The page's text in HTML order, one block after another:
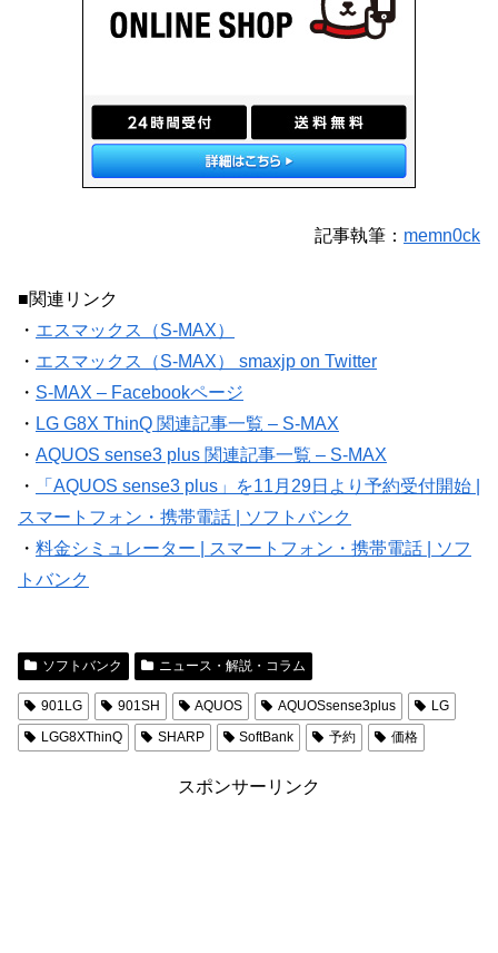
記事執筆： memn0ck
■関連リンク
・ エスマックス（S-MAX）
・ エスマックス（S-MAX） smaxjp on Twitter
・ S-MAX – Facebookページ
・ LG G8X ThinQ 関連記事一覧 – S-MAX
・ AQUOS sense3 plus 関連記事一覧 – S-MAX
・
「AQUOS sense3 plus」を11月29日より予約受付開始 |
スマートフォン・携帯電話 | ソフトバンク
・ 料金シミュレーター | スマートフォン・携帯電話 | ソフ
トバンク
ソフトバンク ニュース・解説・コラム
901LG 901SH AQUOS AQUOSsense3plus
LG
LGG8XThinQ
SHARP SoftBank 予約 価格
スポンサーリンク